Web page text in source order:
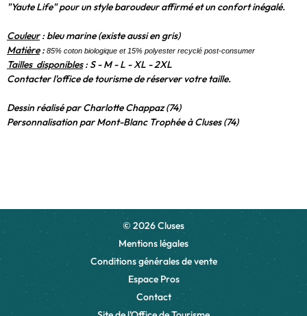
"Yaute Life" pour un style baroudeur affirmé et un confort inégalé.
Couleur:bleu marine (existe aussi en gris)
Matière: 85% coton biologique et 15% polyester recyclé post-consumer
Tailles disponibles: S -M - L - XL - 2XL
Contacter l'office de tourisme de réserver votre taille.
Dessin réalisé par Charlotte Chappaz (74)
Personnalisation par Mont-Blanc Trophée à Cluses (74)
© 2026 Cluses
Mentions légales
Conditions générales de vente
Espace Pros
Contact